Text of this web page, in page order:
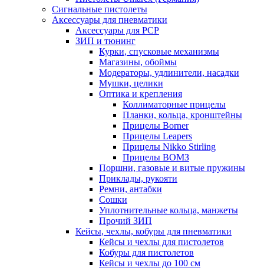
Сигнальные пистолеты
Аксессуары для пневматики
Аксессуары для PCP
ЗИП и тюнинг
Курки, спусковые механизмы
Магазины, обоймы
Модераторы, удлинители, насадки
Мушки, целики
Оптика и крепления
Коллиматорные прицелы
Планки, кольца, кронштейны
Прицелы Borner
Прицелы Leapers
Прицелы Nikko Stirling
Прицелы ВОМЗ
Поршни, газовые и витые пружины
Приклады, рукояти
Ремни, антабки
Сошки
Уплотнительные кольца, манжеты
Прочий ЗИП
Кейсы, чехлы, кобуры для пневматики
Кейсы и чехлы для пистолетов
Кобуры для пистолетов
Кейсы и чехлы до 100 см